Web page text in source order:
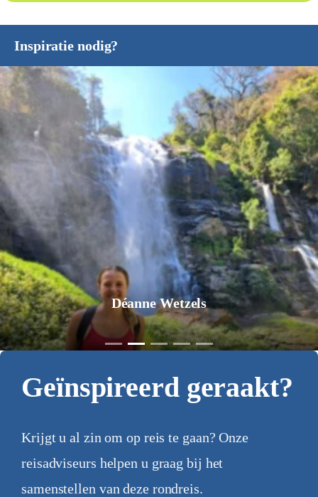
Inspiratie nodig?
Jurgen Pol
Geïnspireerd geraakt?
Krijgt u al zin om op reis te gaan? Onze
reisadviseurs helpen u graag bij het
samenstellen van deze rondreis.